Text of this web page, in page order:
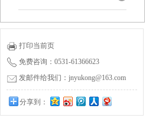
打印当前页
免费咨询：0531-61366623
发邮件给我们：jnyukong@163.com
分享到：
0